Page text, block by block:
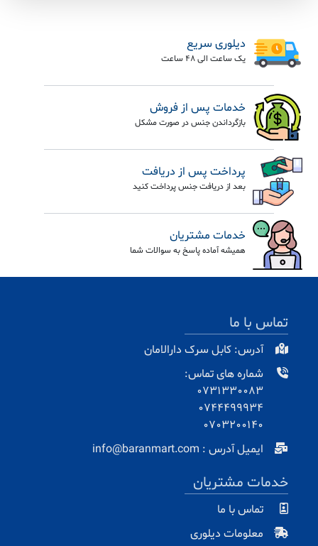
دیلوری سریع
یک ساعت الی 48 ساعت
خدمات پس از فروش
بازگرداندن جنس در صورت مشکل
پرداخت پس از دریافت
بعد از دریافت جنس پرداخت کنید
خدمات مشتریان
همیشه آماده پاسخ به سوالات شما
تماس با ما
آدرس: کابل سرک دارالامان
شماره های تماس:
0731330083
0744499934
0703200140
ایمیل آدرس : info@baranmart.com
خدمات مشتریان
تماس با ما
معلومات دیلوری